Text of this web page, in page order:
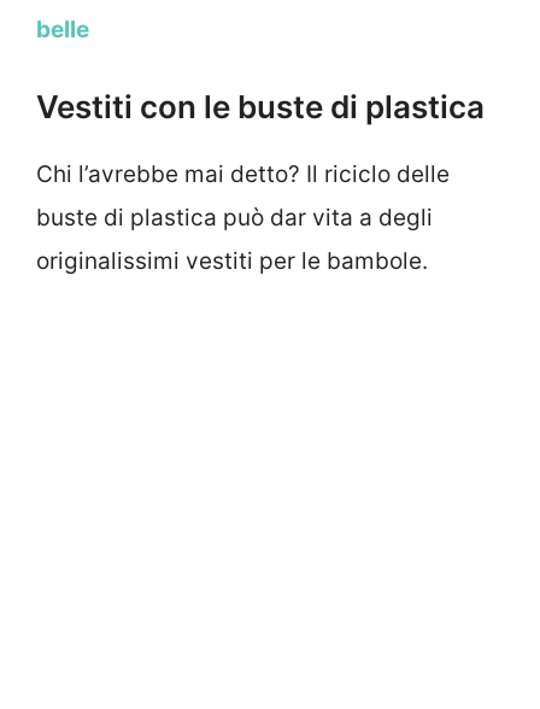
belle
Vestiti con le buste di plastica
Chi l’avrebbe mai detto? Il riciclo delle
buste di plastica può dar vita a degli
originalissimi vestiti per le bambole.